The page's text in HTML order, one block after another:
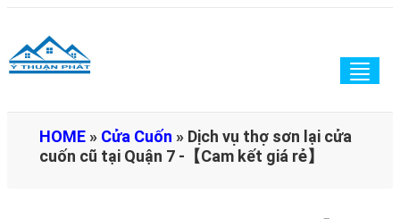
HOME » Cửa Cuốn » Dịch vụ thợ sơn lại cửa
cuốn cũ tại Quận 7 -【Cam kết giá rẻ】